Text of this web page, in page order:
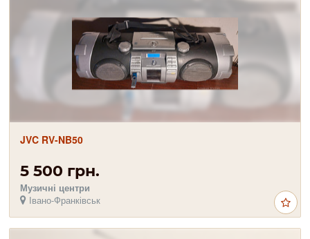
JVC RV-NB50
5 500 грн.
Музичні центри
Івано-Франківськ